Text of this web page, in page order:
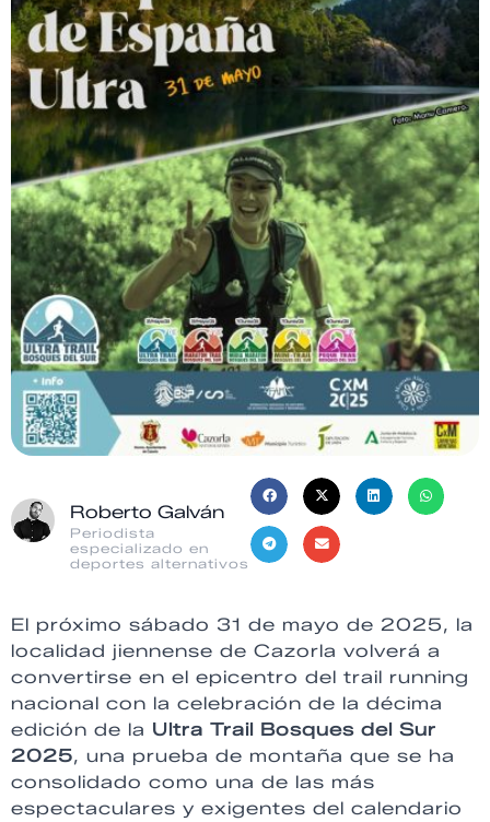
Roberto Galván
Periodista
especializado en
deportes alternativos
El próximo sábado 31 de mayo de 2025, la
localidad jiennense de Cazorla volverá a
convertirse en el epicentro del trail running
nacional con la celebración de la décima
edición de la Ultra Trail Bosques del Sur
2025, una prueba de montaña que se ha
consolidado como una de las más
espectaculares y exigentes del calendario